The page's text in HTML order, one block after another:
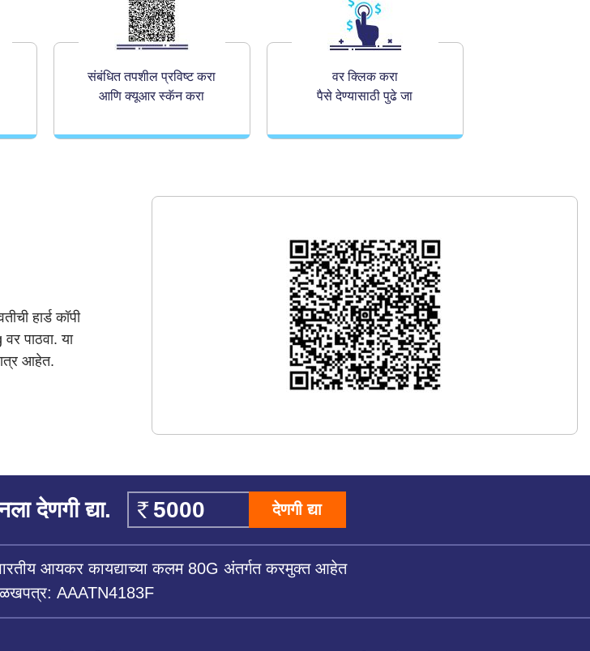
संबंधित तपशील प्रविष्ट करा
आणि क्यूआर स्कॅन करा
वर क्लिक करा
पैसे देण्यासाठी पुढे जा
हार्ड कॉपी
पाठवा. या
आहेत.
देणगी द्या. देणगी द्या
भारतीय आयकर कायद्याच्या कलम 80G अंतर्गत करमुक्त आहेत
AAATN4183F